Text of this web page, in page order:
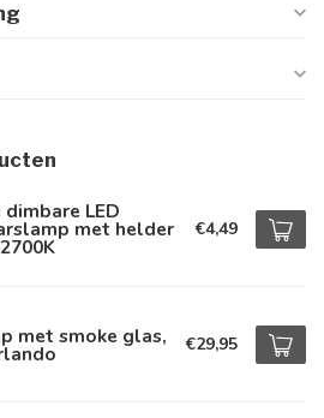
LED
met helder €4,49
met smoke glas, €29,95